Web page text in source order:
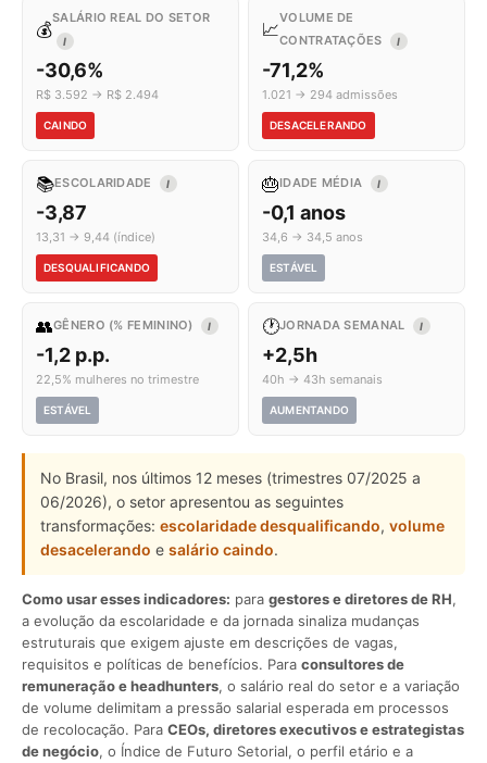
💰
SALÁRIO REAL DO SETOR
I
-30,6%
R$ 3.592 → R$ 2.494
CAINDO
📈
VOLUME DE
CONTRATAÇÕES
I
-71,2%
1.021 → 294 admissões
DESACELERANDO
📚ESCOLARIDADE I
-3,87
13,31 → 9,44 (índice)
DESQUALIFICANDO
🎂IDADE MÉDIA I
-0,1 anos
34,6 → 34,5 anos
ESTÁVEL
👥GÊNERO (% FEMININO) I
-1,2 p.p.
22,5% mulheres no trimestre
ESTÁVEL
🕐JORNADA SEMANAL I
+2,5h
40h → 43h semanais
AUMENTANDO
No Brasil, nos últimos 12 meses (trimestres 07/2025 a
06/2026), o setor apresentou as seguintes
transformações: escolaridade desqualificando, volume
desacelerando e salário caindo.
Como usar esses indicadores: para gestores e diretores de RH,
a evolução da escolaridade e da jornada sinaliza mudanças
estruturais que exigem ajuste em descrições de vagas,
requisitos e políticas de benefícios. Para consultores de
remuneração e headhunters, o salário real do setor e a variação
de volume delimitam a pressão salarial esperada em processos
de recolocação. Para CEOs, diretores executivos e estrategistas
de negócio, o Índice de Futuro Setorial, o perfil etário e a